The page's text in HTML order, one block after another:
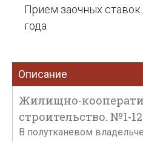
Прием заочных ставок
года
Описание
Жилищно-
строительство. №1-
В полутканевом